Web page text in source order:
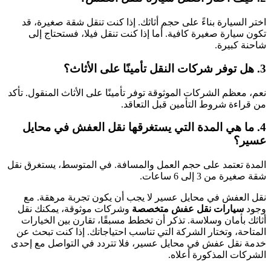
اختر السيارة بناءً على حجم أثاثك. إذا كنت تنقل شقة صغيرة، قد
تكون سيارة صغيرة كافية. أما إذا كنت تنقل فيلا، فستحتاج إلى
شاحنة كبيرة.
3. هل توفر شركات النقل تأمينًا على الأثاث؟
نعم، معظم الشركات الموثوقة توفر تأمينًا على الأثاث المنقول. تأكد
من قراءة شروط التأمين قبل التعاقد.
4. ما هي المدة التي يستغرقها نقل العفش في محايل
عسير؟
المدة تعتمد على حجم العمل والمسافة. في المتوسط، يستغرق نقل
شقة صغيرة من 3 إلى 6 ساعات.
نقل العفش في محايل عسير لا يجب أن يكون تجربة مرهقة. مع
وجود سيارات نقل عفش متخصصة وشركات موثوقة، يمكنك نقل
أثاثك بأمان وسلاسة. تذكر أن تخطط مسبقًا، تقارن بين الخيارات
المتاحة، وتختار الشركة التي تناسب احتياجاتك. إذا كنت تبحث عن
خدمة نقل عفش في محايل عسير، فلا تتردد في التواصل مع إحدى
الشركات المذكورة أعلاه.